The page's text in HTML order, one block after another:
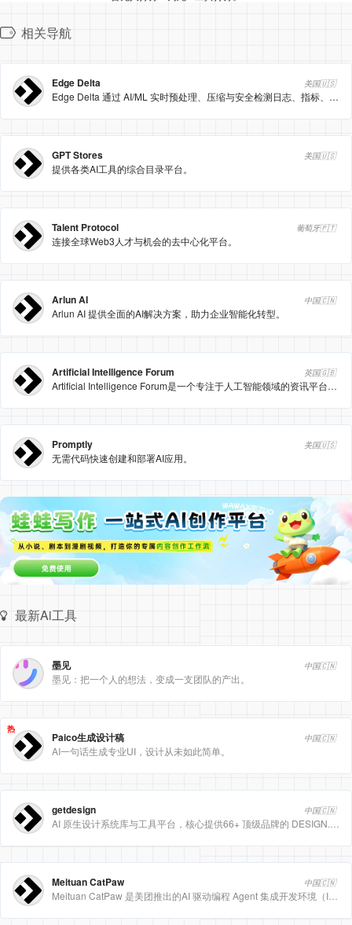
相关导航
Edge Delta 美国🇺🇸
Edge Delta 通过 AI/ML 实时预处理、压缩与安全检测日志、指标、追踪数据，在上游完成分析和异常检测，帮助企业节省 50% 以上可观测性成本，替代传统昂贵 SaaS。
GPT Stores 美国🇺🇸
提供各类AI工具的综合目录平台。
Talent Protocol 葡萄牙🇵🇹
连接全球Web3人才与机会的去中心化平台。
Arlun AI 中国🇨🇳
Arlun AI 提供全面的AI解决方案，助力企业智能化转型。
Artificial Intelligence Forum 英国🇬🇧
Artificial Intelligence Forum是一个专注于人工智能领域的资讯平台，提供最新的行业研究、市场报告和新闻动态。
Promptly 美国🇺🇸
无需代码快速创建和部署AI应用。
最新Ai工具
墨见 中国🇨🇳
墨见：把一个人的想法，变成一支团队的产出。
热
Paico生成设计稿 中国🇨🇳
AI一句话生成专业UI，设计从未如此简单。
getdesign 中国🇨🇳
AI 原生设计系统库与工具平台，核心提供66+ 顶级品牌的 DESIGN.md 设计规范文件
Meituan CatPaw 中国🇨🇳
Meituan CatPaw 是美团推出的AI 驱动编程 Agent 集成开发环境（IDE），定位为智能编程助手